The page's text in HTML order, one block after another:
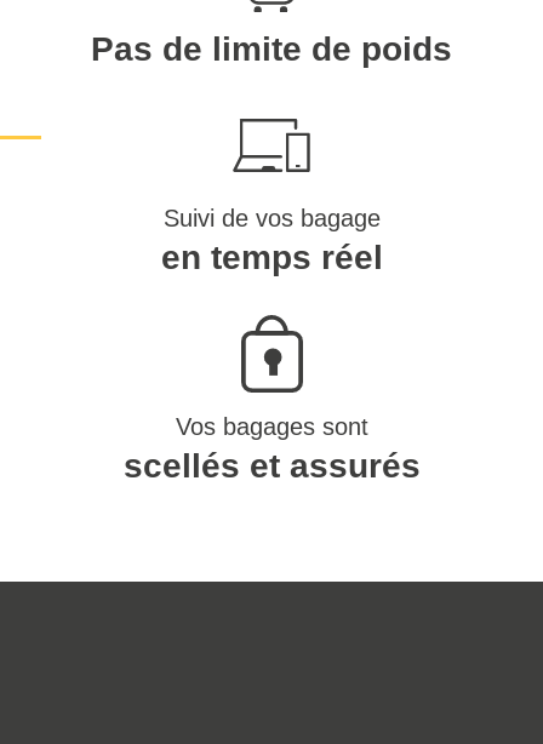
Pas de limite de poids
Suivi de vos bagage
en temps réel
Vos bagages sont
scellés et assurés